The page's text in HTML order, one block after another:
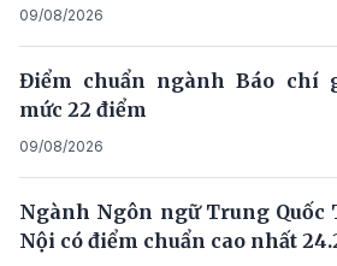
09/08/2026
Điểm chuẩn ngành Báo chí
mức 22 điểm
09/08/2026
Ngành Ngôn ngữ Trung Quốc
Nội có điểm chuẩn cao nhất